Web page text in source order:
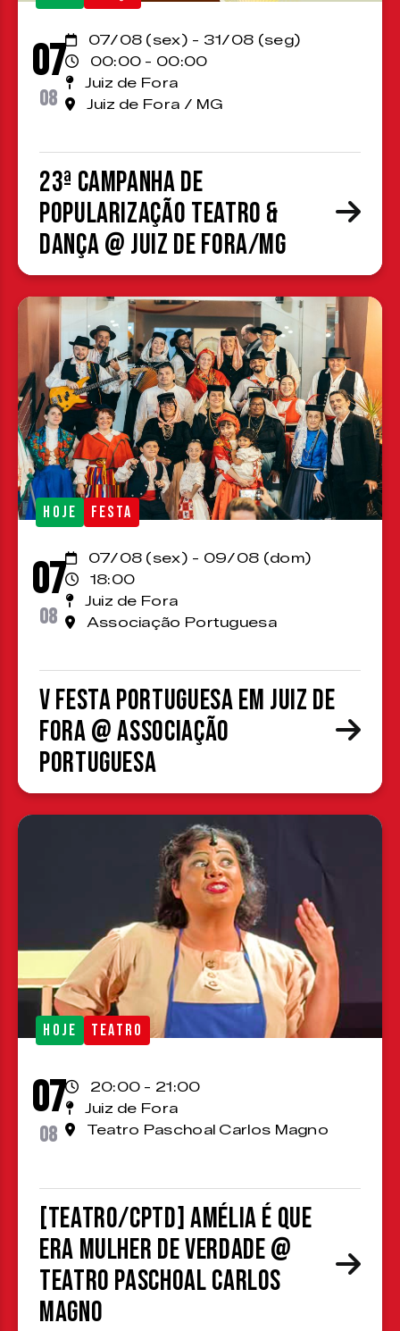
07
08
07/08 (sex) - 31/08 (seg)
00:00 - 00:00
Juiz de Fora
Juiz de Fora / MG
23ª Campanha de
Popularização Teatro &
Dança @ Juiz de Fora/MG
HOJE FESTA
07
08
07/08 (sex) - 09/08 (dom)
18:00
Juiz de Fora
Associação Portuguesa
V Festa Portuguesa em Juiz de
Fora @ Associação
Portuguesa
HOJE TEATRO
07
08
20:00 - 21:00
Juiz de Fora
Teatro Paschoal Carlos Magno
[TEATRO/CPTD] Amélia é que
era mulher de verdade @
Teatro Paschoal Carlos
Magno